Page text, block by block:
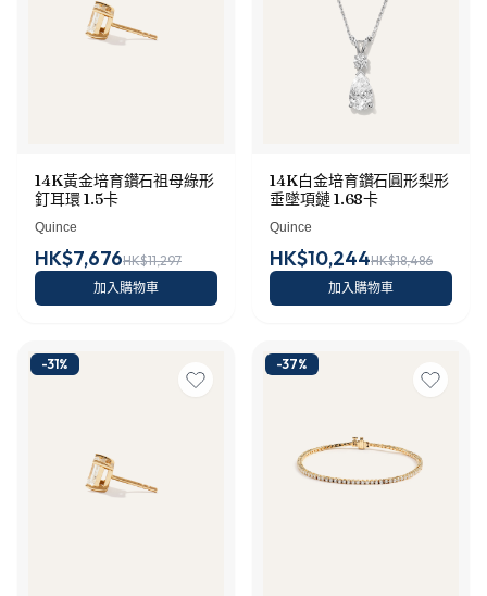
14K黃金培育鑽石祖母綠形
釘耳環 1.5卡
Quince
HK$7,676HK$11,297
加入購物車
14K白金培育鑽石圓形梨形
垂墜項鏈 1.68卡
Quince
HK$10,244HK$18,486
加入購物車
-31% -37%